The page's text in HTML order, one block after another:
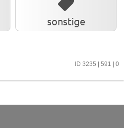
sonstige
ID 3235 | 591 | 0